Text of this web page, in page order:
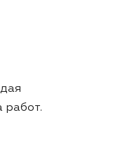
работ.